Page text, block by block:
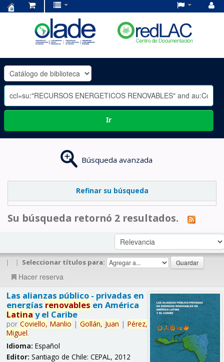
OLADE
-
Ir
Búsqueda avanzada
Refinar su búsqueda
Su búsqueda retornó 2 resultados.
| | Seleccionar títulos para:
Hacer reserva
Las alianzas público - privadas en
energías renovables en América
Latina y el Caribe
por Coviello, Manlio | Gollán, Juan | Pérez,
Miguel.
Idioma: Español
Editor: Santiago de Chile: CEPAL, 2012